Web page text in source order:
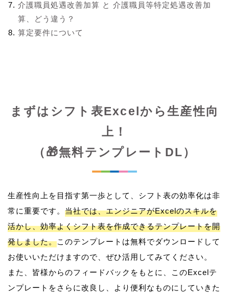
介護職員処遇改善加算 と 介護職員等特定処遇改善加
算、どう違う？
算定要件について
まずはシフト表Excelから生産性向
上！
（🎁無料テンプレートDL）
生産性向上を目指す第一歩として、シフト表の効率化は非
常に重要です。 当社では、エンジニアがExcelのスキルを
活かし、効率よくシフト表を作成できるテンプレートを開
発しました。このテンプレートは無料でダウンロードして
お使いいただけますので、ぜひ活用してみてください。
また、皆様からのフィードバックをもとに、このExcelテ
ンプレートをさらに改良し、より便利なものにしていきた